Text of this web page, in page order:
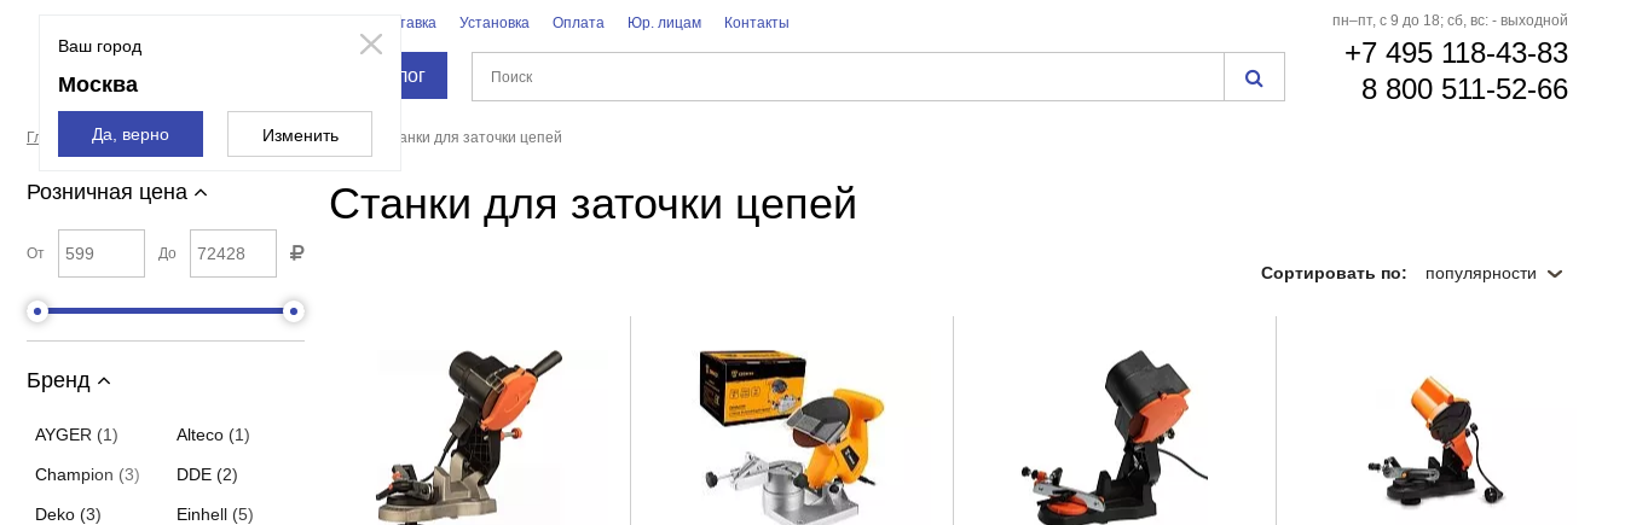
Ваш город
Москва
Да, верно Изменить
Доставка Установка Оплата Юр. лицам Контакты
Каталог
пн–пт, с 9 до 18; сб, вс: - выходной
+7 495 118-43-83
8 800 511-52-66
Главная страница Точильные станки Станки для заточки цепей
Розничная цена
От До
Бренд
AYGER (1) Alteco (1)
Champion (3) DDE (2)
Deko (3) Einhell (5)
Станки для заточки цепей
Сортировать по: популярности